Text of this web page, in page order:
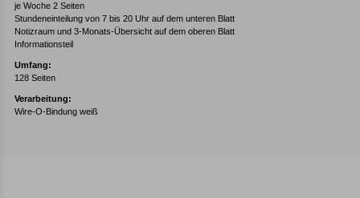
je Woche 2 Seiten
Stundeneinteilung von 7 bis 20 Uhr auf dem unteren Blatt
Notizraum und 3-Monats-Übersicht auf dem oberen Blatt
Informationsteil
Umfang:
128 Seiten
Verarbeitung:
Wire-O-Bindung weiß